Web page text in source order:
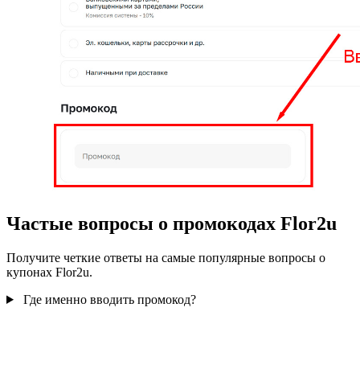
Частые вопросы о промокодах Flor2u
Получите четкие ответы на самые популярные вопросы о
купонах Flor2u.
Где именно вводить промокод?